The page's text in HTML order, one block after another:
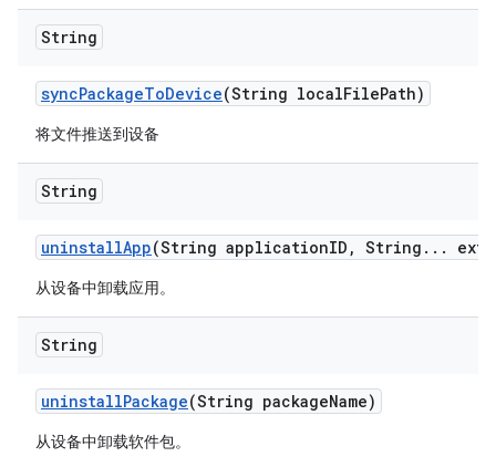
String
syncPackageToDevice(String localFilePath)
将文件推送到设备
String
uninstallApp(String applicationID , String . . .
从设备中卸载应用。
String
uninstallPackage(String packageName)
从设备中卸载软件包。